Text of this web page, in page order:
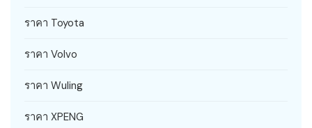
ราคา Toyota
ราคา Volvo
ราคา Wuling
ราคา XPENG